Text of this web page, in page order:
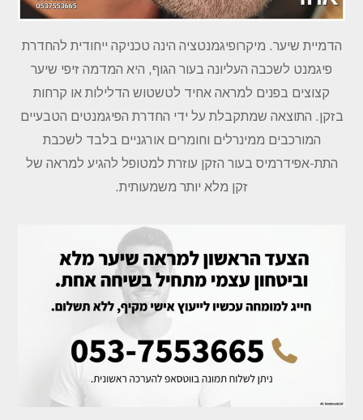
הדמיית שיער. מיקרופיגמנטציה הינה טכניקה ייחודית להחדרת
פיגמנט לשכבה העליונה בעור הגוף, היא המדמה זיפי שיער
קצוצים בפנים למראה אחיד לטשטוש הדלילות או קרחות
בזקן. התוצאה שמתקבלת על ידי החדרת הפיגמנטים הטבעיים
המורכבים ממינרלים וחומרים אורגניים בלבד לשכבת
התת-אפידרמיס בעור הזקן עוזרת למטופל להגיע למראה של
זקן מלא יותר משמעותית.